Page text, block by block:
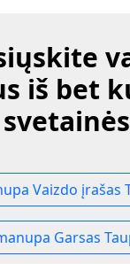
iš bet
svetainės
Vaizdo įrašas
Garsas